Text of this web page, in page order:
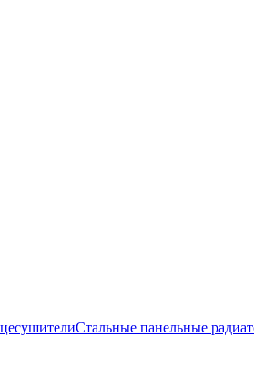
Стальные панельные